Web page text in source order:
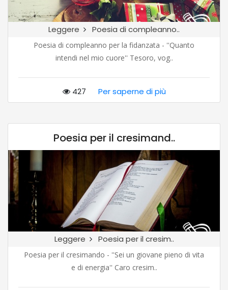
Leggere Poesia di compleanno..
Poesia di compleanno per la fidanzata - ''Quanto
intendi nel mio cuore'' Tesoro, vog..
427 Per saperne di più
Poesia per il cresimand..
Leggere Poesia per il cresim..
Poesia per il cresimando - ''Sei un giovane pieno di vita
e di energia'' Caro cresim..